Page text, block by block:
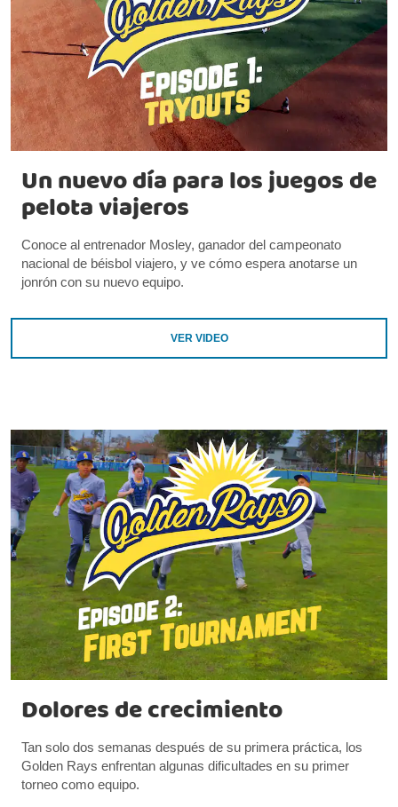
Un nuevo día para los juegos de
pelota viajeros
Conoce al entrenador Mosley, ganador del campeonato
nacional de béisbol viajero, y ve cómo espera anotarse un
jonrón con su nuevo equipo.
VER VIDEO
Dolores de crecimiento
Tan solo dos semanas después de su primera práctica, los
Golden Rays enfrentan algunas dificultades en su primer
torneo como equipo.